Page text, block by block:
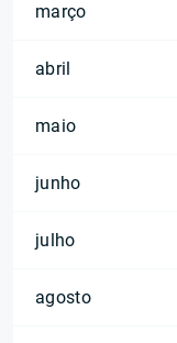
março
abril
maio
junho
julho
agosto